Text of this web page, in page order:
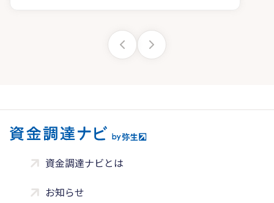
資金調達ナビとは
お知らせ